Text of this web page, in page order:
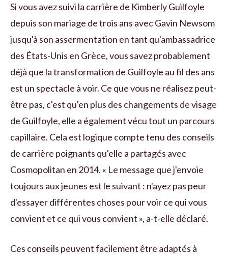
Si vous avez suivi la carrière de Kimberly Guilfoyle
depuis son mariage de trois ans avec Gavin Newsom
jusqu'à son assermentation en tant qu'ambassadrice
des États-Unis en Grèce, vous savez probablement
déjà que la transformation de Guilfoyle au fil des ans
est un spectacle à voir. Ce que vous ne réalisez peut-
être pas, c'est qu'en plus des changements de visage
de Guilfoyle, elle a également vécu tout un parcours
capillaire. Cela est logique compte tenu des conseils
de carrière poignants qu'elle a partagés avec
Cosmopolitan en 2014. « Le message que j'envoie
toujours aux jeunes est le suivant : n'ayez pas peur
d'essayer différentes choses pour voir ce qui vous
convient et ce qui vous convient », a-t-elle déclaré.
Ces conseils peuvent facilement être adaptés à